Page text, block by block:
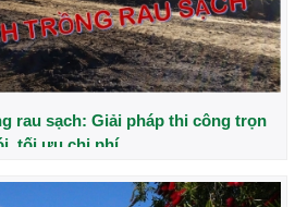
rau sạch: Giải pháp thi công trọn
tối ưu chi phí